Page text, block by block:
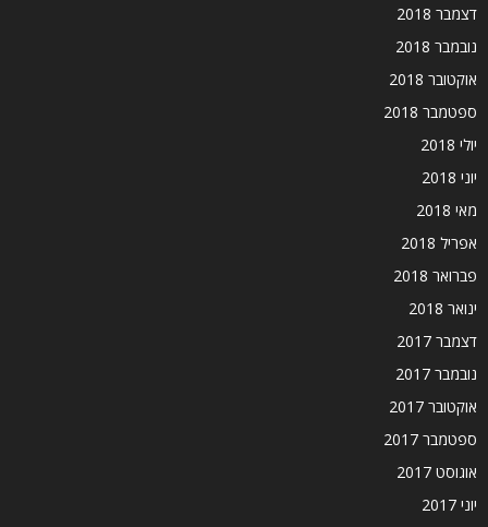
דצמבר 2018
נובמבר 2018
אוקטובר 2018
ספטמבר 2018
יולי 2018
יוני 2018
מאי 2018
אפריל 2018
פברואר 2018
ינואר 2018
דצמבר 2017
נובמבר 2017
אוקטובר 2017
ספטמבר 2017
אוגוסט 2017
יוני 2017